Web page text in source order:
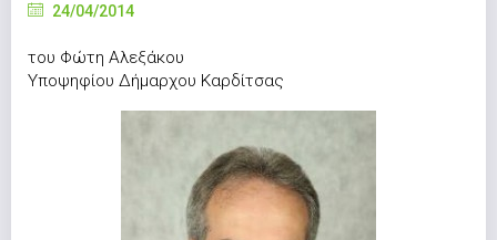
24/04/2014
του Φώτη Αλεξάκου
Υποψηφίου Δήμαρχου Καρδίτσας